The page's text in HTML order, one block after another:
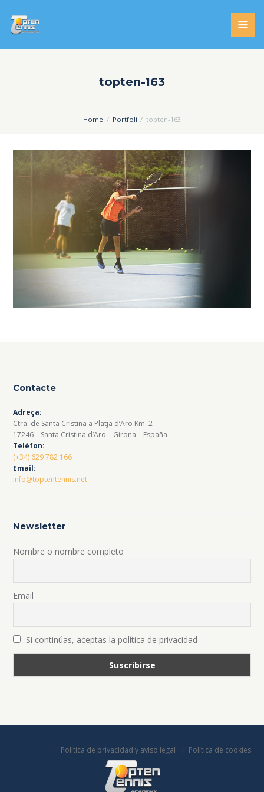
topten-163
Home Portfoli topten-163
Contacte
Adreça:
Ctra. de Santa Cristina a Platja d’Aro Km. 2
17246 – Santa Cristina d’Aro – Girona – España
Telèfon:
(+34) 629 782 166
Email:
info@toptentennis.net
Newsletter
Nombre o nombre completo
Email
Si continúas, aceptas la política de privacidad
Política de privacidad y aviso legal Política de cookies